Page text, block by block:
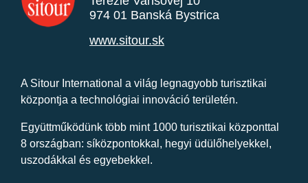
974 01 Banská Bystrica
www.sitour.sk
A Sitour International a világ legnagyobb turisztikai
központja a technológiai innováció területén.
Együttműködünk több mint 1000 turisztikai központtal
8 országban: síközpontokkal, hegyi üdülőhelyekkel,
uszodákkal és egyebekkel.